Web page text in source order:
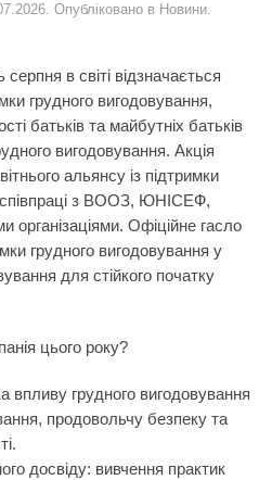
. Опубліковано в Новини.
в світі відзначається
грудного вигодовування,
батьків та майбутніх батьків
вигодовування. Акція
альянсу із підтримки
співпраці з ВООЗ, ЮНІСЕФ,
організаціями. Офіційне гасло
грудного вигодовування у
для стійкого початку
цього року?
впливу грудного вигодовування
продовольчу безпеку та
досвіду: вивчення практик